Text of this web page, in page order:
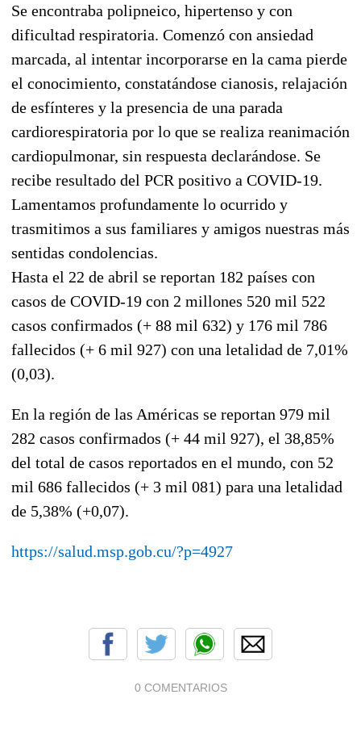
Se encontraba polipneico, hipertenso y con
dificultad respiratoria. Comenzó con ansiedad
marcada, al intentar incorporarse en la cama pierde
el conocimiento, constatándose cianosis, relajación
de esfínteres y la presencia de una parada
cardiorespiratoria por lo que se realiza reanimación
cardiopulmonar, sin respuesta declarándose. Se
recibe resultado del PCR positivo a COVID-19.
Lamentamos profundamente lo ocurrido y
trasmitimos a sus familiares y amigos nuestras más
sentidas condolencias.
Hasta el 22 de abril se reportan 182 países con
casos de COVID-19 con 2 millones 520 mil 522
casos confirmados (+ 88 mil 632) y 176 mil 786
fallecidos (+ 6 mil 927) con una letalidad de 7,01%
(0,03).
En la región de las Américas se reportan 979 mil
282 casos confirmados (+ 44 mil 927), el 38,85%
del total de casos reportados en el mundo, con 52
mil 686 fallecidos (+ 3 mil 081) para una letalidad
de 5,38% (+0,07).
https://salud.msp.gob.cu/?p=4927
0 COMENTARIOS